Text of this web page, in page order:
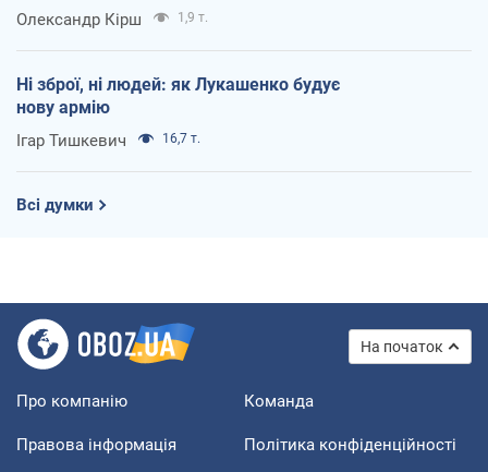
Олександр Кірш 1,9 т.
Ні зброї, ні людей: як Лукашенко будує
нову армію
Ігар Тишкевич 16,7 т.
Всі думки
На початок
Про компанію Команда
Правова інформація Політика конфіденційності